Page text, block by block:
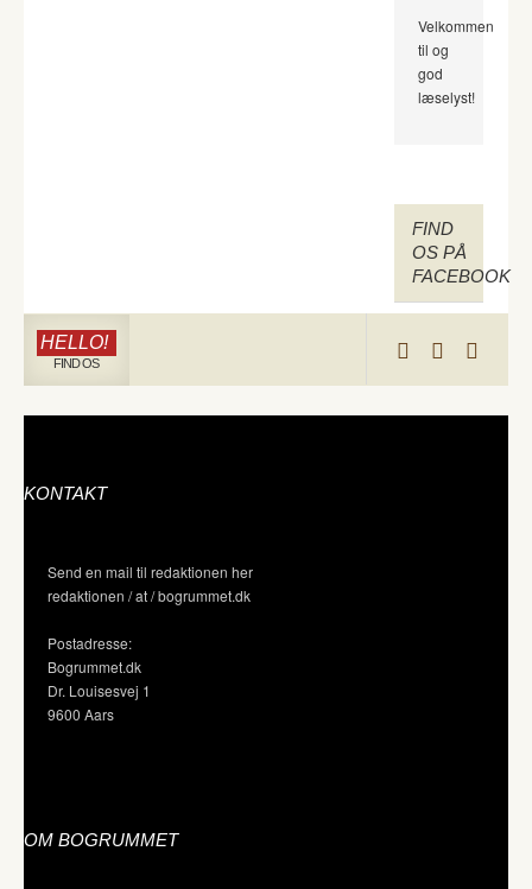
Velkommen
til og
god
læselyst!
FIND
OS PÅ
FACEBOOK
HELLO!
FIND OS
KONTAKT
Send en mail til redaktionen her
redaktionen / at / bogrummet.dk
Postadresse:
Bogrummet.dk
Dr. Louisesvej 1
9600 Aars
OM BOGRUMMET